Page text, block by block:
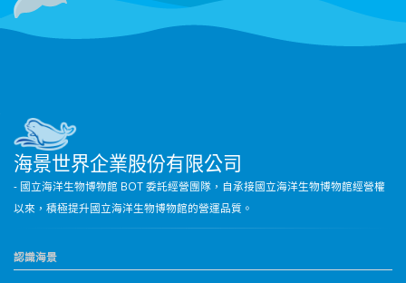
海景世界企業股份有限公司
- 國立海洋生物博物館 BOT 委託經營團隊，自承接國立海洋生物博物館經營權
以來，積極提升國立海洋生物博物館的營運品質。
認識海景